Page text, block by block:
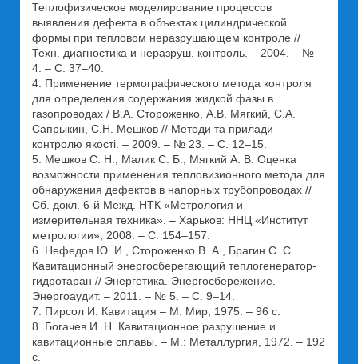
Теплофизическое моделирование процессов
выявления дефекта в объектах цилиндрической
формы при тепловом неразрушающем контроле //
Техн. диагностика и неразруш. контроль. – 2004. – №
4. – С. 37–40.
4. Применение термографического метода контроля
для определения содержания жидкой фазы в
газопроводах / В.А. Стороженко, А.В. Мягкий, С.А.
Сапрыкин, С.Н. Мешков // Методи та прилади
контролю якості. – 2009. – № 23. – С. 12–15.
5. Мешков С. Н., Малик С. Б., Мягкий А. В. Оценка
возможности применения тепловизионного метода для
обнаружения дефектов в напорных трубопроводах //
Сб. докл. 6-й Межд. НТК «Метрология и
измерительная техника». – Харьков: ННЦ «Институт
метрологии», 2008. – С. 154–157.
6. Нефедов Ю. И., Стороженко В. А., Брагин С. С.
Кавитационный энергосберегающий теплогенератор-
гидротаран // Энергетика. Энергосбережение.
Энергоаудит. – 2011. – № 5. – С. 9–14.
7. Пирсол И. Кавитация – М: Мир, 1975. – 96 с.
8. Богачев И. Н. Кавитационное разрушение и
кавитационные сплавы. – М.: Металлургия, 1972. – 192
с.